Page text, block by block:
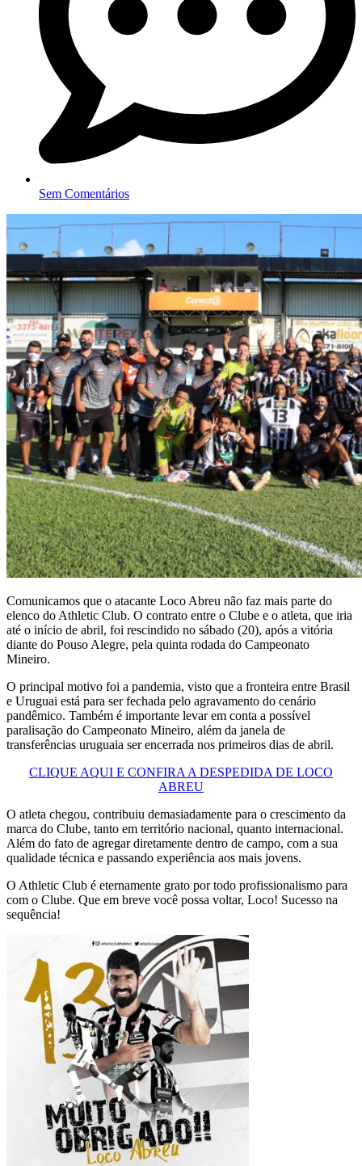
Sem Comentários
Comunicamos que o atacante Loco Abreu não faz mais parte do
elenco do Athletic Club. O contrato entre o Clube e o atleta, que iria
até o início de abril, foi rescindido no sábado (20), após a vitória
diante do Pouso Alegre, pela quinta rodada do Campeonato
Mineiro.
O principal motivo foi a pandemia, visto que a fronteira entre Brasil
e Uruguai está para ser fechada pelo agravamento do cenário
pandêmico. Também é importante levar em conta a possível
paralisação do Campeonato Mineiro, além da janela de
transferências uruguaia ser encerrada nos primeiros dias de abril.
CLIQUE AQUI E CONFIRA A DESPEDIDA DE LOCO
ABREU
O atleta chegou, contribuiu demasiadamente para o crescimento da
marca do Clube, tanto em território nacional, quanto internacional.
Além do fato de agregar diretamente dentro de campo, com a sua
qualidade técnica e passando experiência aos mais jovens.
O Athletic Club é eternamente grato por todo profissionalismo para
com o Clube. Que em breve você possa voltar, Loco! Sucesso na
sequência!